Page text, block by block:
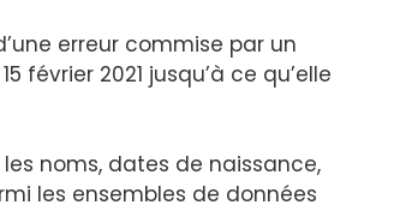
erreur commise par un
février 2021 jusqu’à ce qu’elle
noms, dates de naissance,
les ensembles de données